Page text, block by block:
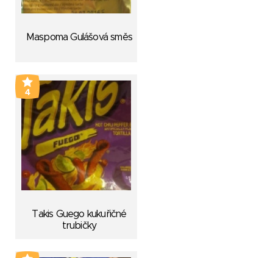
Maspoma Gulášová směs
4
Takis Guego kukuřičné
trubičky